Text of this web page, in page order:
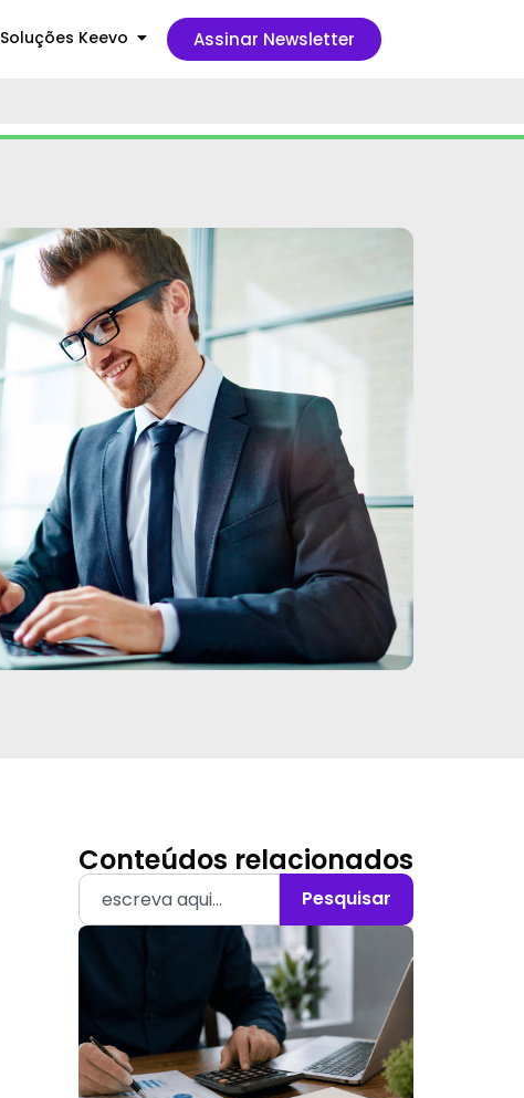
Soluções Keevo Assinar Newsletter
Conteúdos relacionados
Pesquisar